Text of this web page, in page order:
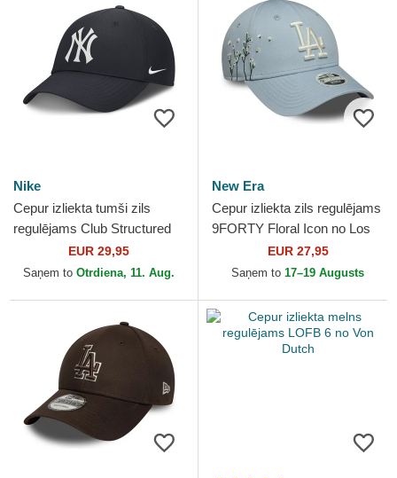
Nike
Cepur izliekta tumši zils
regulējams Club Structured
UV Poly Ripstop no New
York Yankees MLB no Nike
EUR 29,95
Saņem to Otrdiena, 11. Aug.
New Era
Cepur izliekta zils regulējams
9FORTY Floral Icon no Los
Angeles Dodgers MLB no
New Era
EUR 27,95
Saņem to 17–19 Augusts